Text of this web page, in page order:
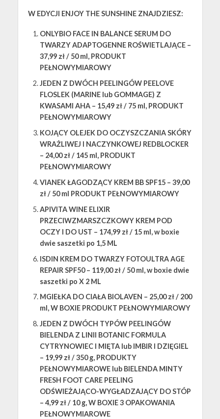
W EDYCJI ENJOY THE SUNSHINE ZNAJDZIESZ:
ONLYBIO FACE IN BALANCE SERUM DO
TWARZY ADAPTOGENNE ROŚWIETLAJĄCE –
37,99 zł / 50 ml, PRODUKT
PEŁNOWYMIAROWY
JEDEN Z DWÓCH PEELINGÓW PEELOVE
FLOSLEK (MARINE lub GOMMAGE) Z
KWASAMI AHA – 15,49 zł / 75 ml, PRODUKT
PEŁNOWYMIAROWY
KOJĄCY OLEJEK DO OCZYSZCZANIA SKÓRY
WRAŻLIWEJ I NACZYNKOWEJ REDBLOCKER
– 24,00 zł / 145 ml, PRODUKT
PEŁNOWYMIAROWY
VIANEK ŁAGODZĄCY KREM BB SPF15 – 39,00
zł / 50 ml PRODUKT PEŁNOWYMIAROWY
APIVITA WINE ELIXIR
PRZECIWZMARSZCZKOWY KREM POD
OCZY I DO UST – 174,99 zł / 15 ml, w boxie
dwie saszetki po 1,5 ML
ISDIN KREM DO TWARZY FOTOULTRA AGE
REPAIR SPF50 – 119,00 zł / 50 ml, w boxie dwie
saszetki po X 2 ML
MGIEŁKA DO CIAŁA BIOLAVEN – 25,00 zł / 200
ml, W BOXIE PRODUKT PEŁNOWYMIAROWY
JEDEN Z DWÓCH TYPÓW PEELINGÓW
BIELENDA Z LINII BOTANIC FORMULA
CYTRYNOWIEC I MIĘTA lub IMBIR I DZIĘGIEL
– 19,99 zł / 350 g, PRODUKTY
PEŁNOWYMIAROWE lub BIELENDA MINTY
FRESH FOOT CARE PEELING
ODŚWIEŻAJĄCO-WYGŁADZAJĄCY DO STÓP
– 4,99 zł / 10 g, W BOXIE 3 OPAKOWANIA
PEŁNOWYMIAROWE